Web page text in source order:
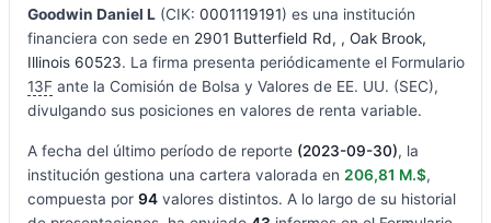
Goodwin Daniel L(CIK: 0001119191) es una institución
financiera con sede en 2901 Butterfield Rd, , Oak Brook,
Illinois 60523. La firma presenta periódicamente el Formulario
13Fante la Comisión de Bolsa y Valores de EE. UU. (SEC),
divulgando sus posiciones en valores de renta variable.
A fecha del último período de reporte (2023-09-30), la
institución gestiona una cartera valorada en 206,81 M.$,
compuesta por 94valores distintos. A lo largo de su historial